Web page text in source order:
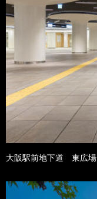
大阪駅前地下道 東広場